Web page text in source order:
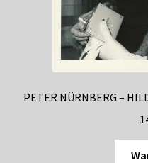
PETER NÜRNBERG –